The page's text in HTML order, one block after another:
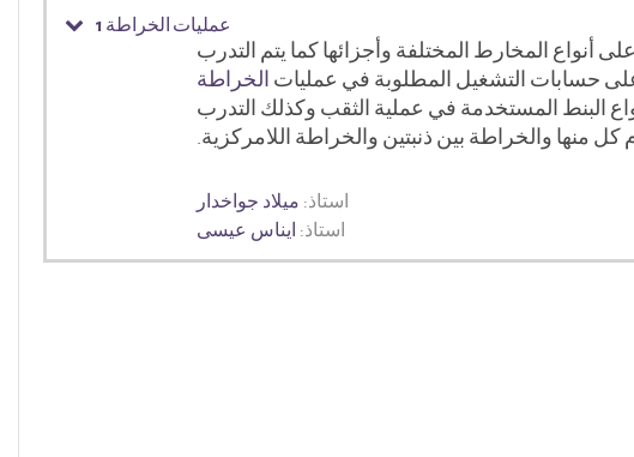
عمليات الخراطة 1
المخارط المختلفة وأجزائها كما يتم التدرب
حسابات التشغيل المطلوبة في عمليات الخراطة
البنط المستخدمة في عملية الثقب وكذلك التدرب
والخراطة بين ذنبتين والخراطة اللامركزية.
استاذ: ميلاد جواخدار
استاذ: ايناس عيسى